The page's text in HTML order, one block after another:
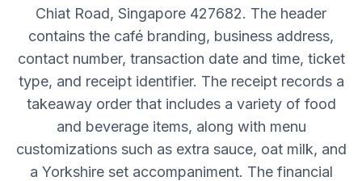
Chiat Road, Singapore 427682. The header
contains the café branding, business address,
contact number, transaction date and time, ticket
type, and receipt identifier. The receipt records a
takeaway order that includes a variety of food
and beverage items, along with menu
customizations such as extra sauce, oat milk, and
a Yorkshire set accompaniment. The financial